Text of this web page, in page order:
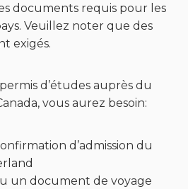
documents requis pour les
Veuillez noter que des
exigés.
d’études auprès du
vous aurez besoin:
d’admission du
un document de voyage